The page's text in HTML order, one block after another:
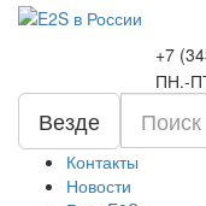
+7
ПН.-
Везде
Контакты
Новости